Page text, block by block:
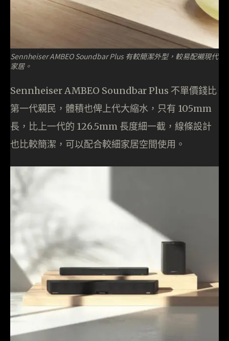
Sennheiser AMBEO Soundbar Plus 有較簡潔外型，較易配襯現代
家居。
Sennheiser AMBEO Soundbar Plus 不單價錢比
第一代親民，體積也俾上代大縮水，只有 105mm
長，比上一代的 126.5mm 長度細一截，線條設計
也比較簡潔，可以配合較細家居空間使用。